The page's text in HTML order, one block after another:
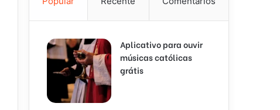
Aplicativo para ouvir
músicas católicas
grátis